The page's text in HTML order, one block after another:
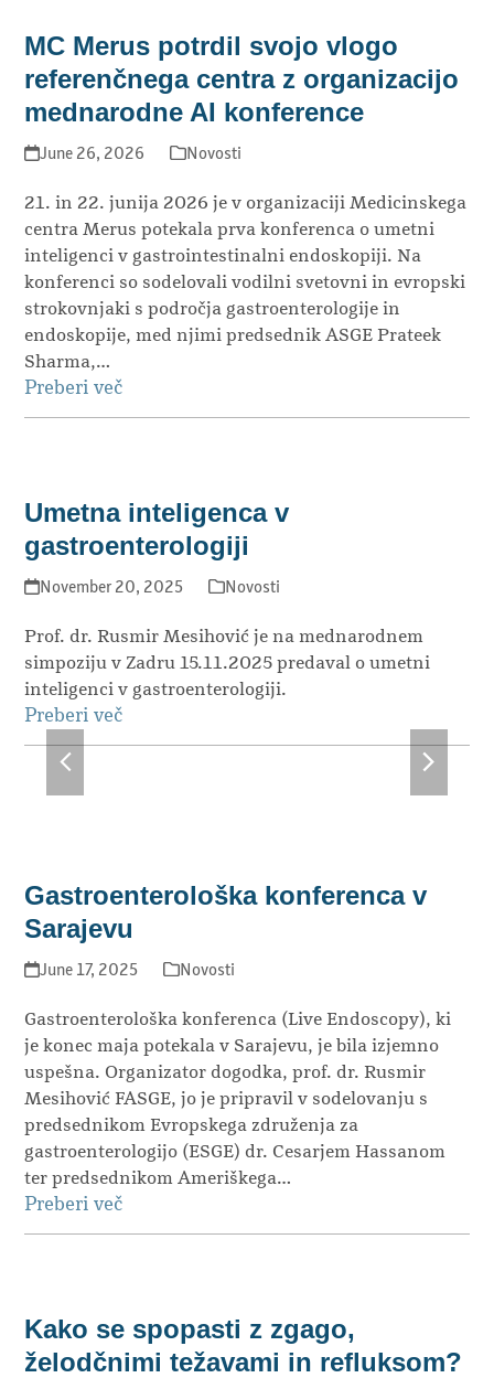
MC Merus potrdil svojo vlogo
referenčnega centra z organizacijo
mednarodne AI konference
June 26, 2026 Novosti
21. in 22. junija 2026 je v organizaciji Medicinskega
centra Merus potekala prva konferenca o umetni
inteligenci v gastrointestinalni endoskopiji. Na
konferenci so sodelovali vodilni svetovni in evropski
strokovnjaki s področja gastroenterologije in
endoskopije, med njimi predsednik ASGE Prateek
Sharma,…
Preberi več
Umetna inteligenca v
gastroenterologiji
November 20, 2025 Novosti
Prof. dr. Rusmir Mesihović je na mednarodnem
simpoziju v Zadru 15.11.2025 predaval o umetni
inteligenci v gastroenterologiji.
Preberi več
previous
slide
next
slide
Gastroenterološka konferenca v
Sarajevu
June 17, 2025 Novosti
Gastroenterološka konferenca (Live Endoscopy), ki
je konec maja potekala v Sarajevu, je bila izjemno
uspešna. Organizator dogodka, prof. dr. Rusmir
Mesihović FASGE, jo je pripravil v sodelovanju s
predsednikom Evropskega združenja za
gastroenterologijo (ESGE) dr. Cesarjem Hassanom
ter predsednikom Ameriškega…
Preberi več
Kako se spopasti z zgago,
želodčnimi težavami in refluksom?